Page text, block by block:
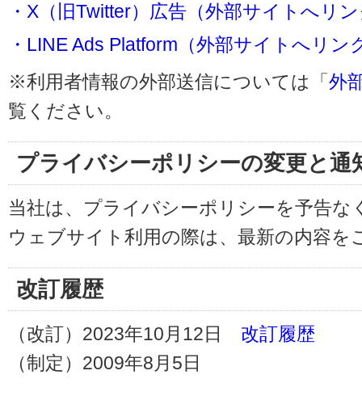
・X（旧Twitter）広告（外部サイトへリ
・LINE Ads Platform（外部サイトへリン
※利用者情報の外部送信については「外
覧ください。
プライバシーポリシーの変更と通
当社は、プライバシーポリシーを予告
ウェブサイト利用の際は、最新の内容を
改訂履歴
（改訂）2023年10月12日 改訂履歴
（制定）2009年8月5日